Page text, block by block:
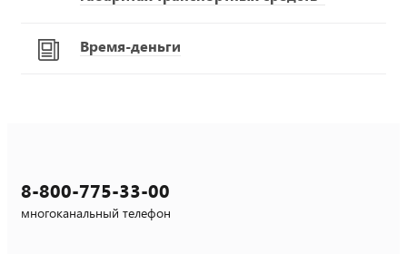
Время-деньги
8-800-775-33-00
многоканальный телефон